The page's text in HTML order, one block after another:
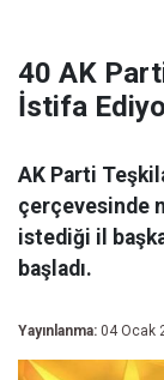
40 AK
İstifa
AK Parti
çerçevesinde
istediği il
başladı.
Yayınlanma: 04 Ocak